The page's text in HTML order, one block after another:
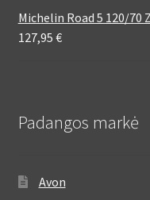
Michelin Road 5 120/70
127,95 €
Padangos markė
Avon